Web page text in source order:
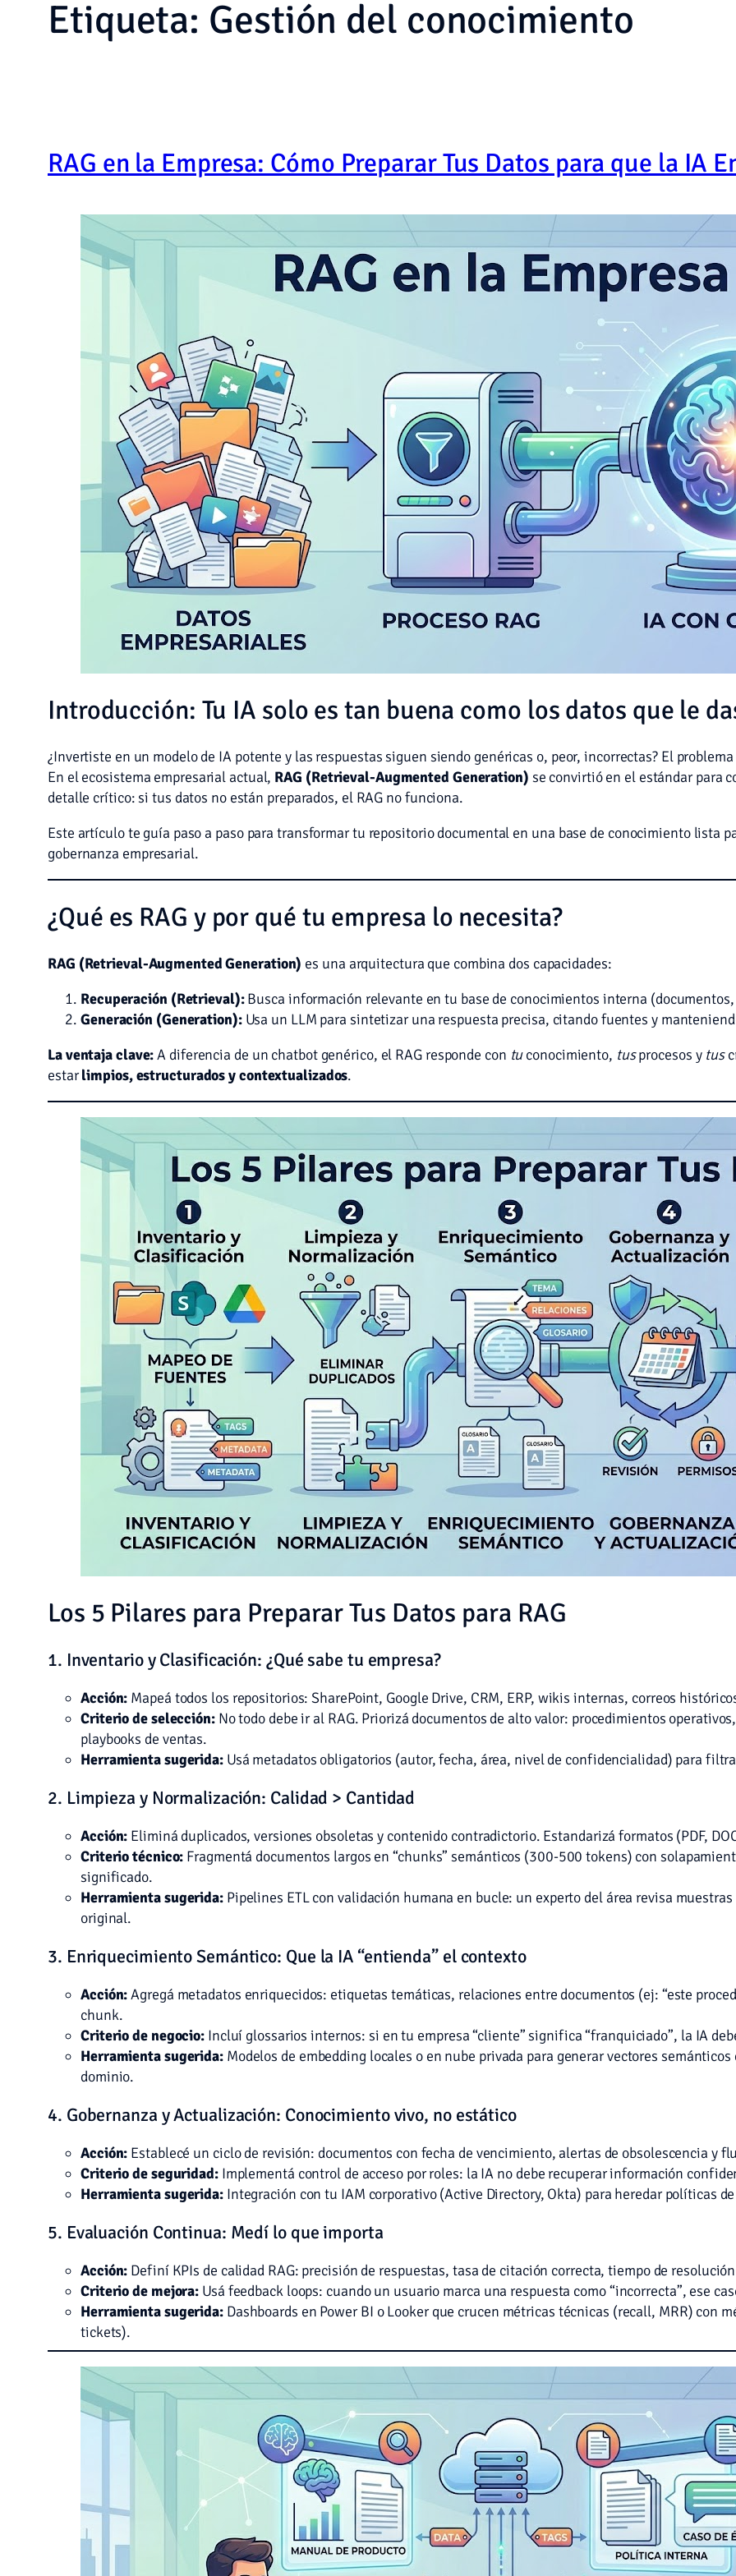
Etiqueta: Gestión del conocimiento
RAG en la Empresa: Cómo Preparar Tus Datos para que la IA
Introducción: Tu IA solo es tan buena como los datos que le
¿Invertiste en un modelo de IA potente y las respuestas siguen siendo genéricas o, peor, incorrectas? El
En el ecosistema empresarial actual, RAG (Retrieval-Augmented Generation) se convirtió en el estándar para
detalle crítico: si tus datos no están preparados, el RAG no funciona.
Este artículo te guía paso a paso para transformar tu repositorio documental en una base de conocimiento lista
gobernanza empresarial.
¿Qué es RAG y por qué tu empresa lo necesita?
RAG (Retrieval-Augmented Generation) es una arquitectura que combina dos capacidades:
Recuperación (Retrieval):Busca información relevante en tu base de conocimientos interna
Generación (Generation):Usa un LLM para sintetizar una respuesta precisa, citando fuentes y
La ventaja clave:A diferencia de un chatbot genérico, el RAG responde con tuconocimiento, tusprocesos y tus
estarlimpios, estructurados y contextualizados.
Los 5 Pilares para Preparar Tus Datos para RAG
1. Inventario y Clasificación: ¿Qué sabe tu empresa?
Acción: Mapeá todos los repositorios: SharePoint, Google Drive, CRM, ERP, wikis internas, correos
Criterio de selección:No todo debe ir al RAG. Priorizá documentos de alto valor: procedimientos
playbooks de ventas.
Herramienta sugerida:Usá metadatos obligatorios (autor, fecha, área, nivel de confidencialidad) para
2. Limpieza y Normalización: Calidad > Cantidad
Acción: Eliminá duplicados, versiones obsoletas y contenido contradictorio. Estandarizá formatos (PDF,
Criterio técnico: Fragmentá documentos largos en “chunks” semánticos (300-500 tokens) con
significado.
Herramienta sugerida:Pipelines ETL con validación humana en bucle: un experto del área revisa
original.
3. Enriquecimiento Semántico: Que la IA “entienda” el contexto
Acción:Agregá metadatos enriquecidos: etiquetas temáticas, relaciones entre documentos (ej: “este
chunk.
Criterio de negocio: Incluí glossarios internos: si en tu empresa “cliente” significa “franquiciado”, la IA
Herramienta sugerida:Modelos de embedding locales o en nube privada para generar vectores
dominio.
4. Gobernanza y Actualización: Conocimiento vivo, no estático
Acción: Establecé un ciclo de revisión: documentos con fecha de vencimiento, alertas de obsolescencia y
Criterio de seguridad:Implementá control de acceso por roles: la IA no debe recuperar información
Herramienta sugerida:Integración con tu IAM corporativo (Active Directory, Okta) para heredar políticas
5. Evaluación Continua: Medí lo que importa
Acción: Definí KPIs de calidad RAG: precisión de respuestas, tasa de citación correcta, tiempo de
Criterio de mejora: Usá feedback loops: cuando un usuario marca una respuesta como “incorrecta”, ese
Herramienta sugerida:Dashboards en Power BI o Looker que crucen métricas técnicas (recall, MRR) con
tickets).